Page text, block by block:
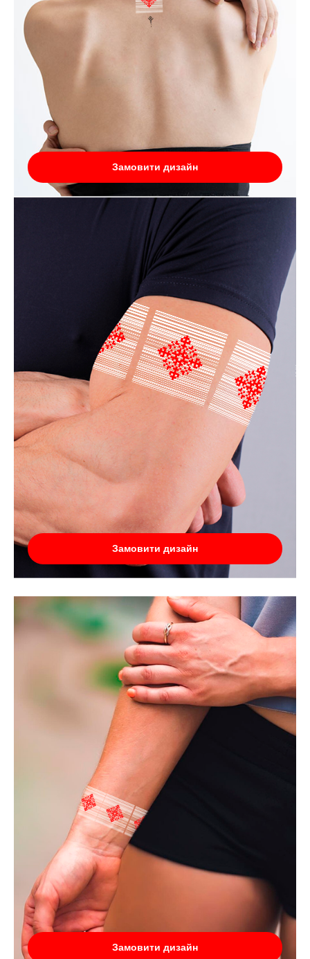
Замовити дизайн
Замовити дизайн
Замовити дизайн